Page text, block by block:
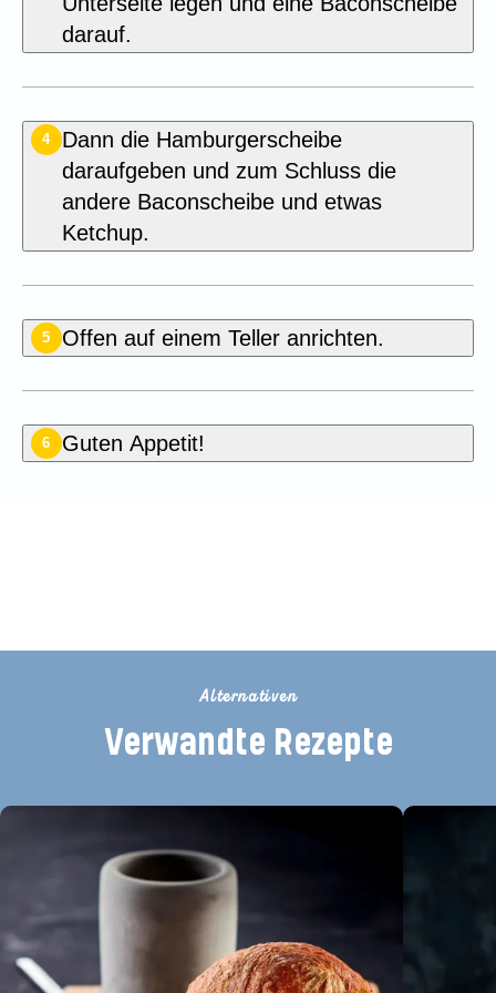
darauf.
4
Dann die Hamburgerscheibe
daraufgeben und zum Schluss die
andere Baconscheibe und etwas
Ketchup.
5 Offen auf einem Teller anrichten.
6 Guten Appetit!
Alternativen
Verwandte Rezepte